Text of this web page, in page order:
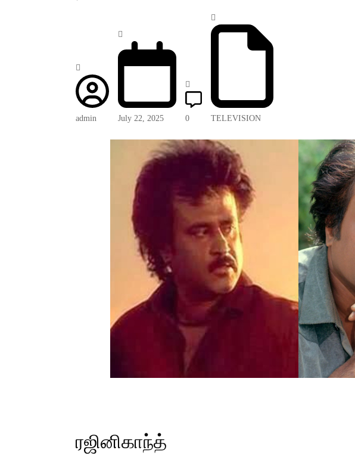
admin July 22, 2025 0 TELEVISION
ரஜினிகாந்த்